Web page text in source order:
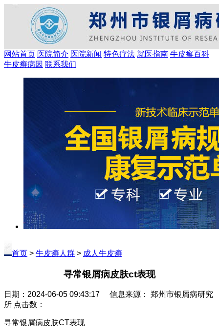
网站首页 医院简介 医院新闻 特色疗法 就医指南 牛皮癣百科
牛皮癣病因 联系我们
首页 > 牛皮癣人群 > 成人牛皮癣
寻常银屑病皮肤ct表现
日期：2024-06-05 09:43:17 信息来源： 郑州市银屑病研究
所 点击数：
寻常银屑病皮肤CT表现